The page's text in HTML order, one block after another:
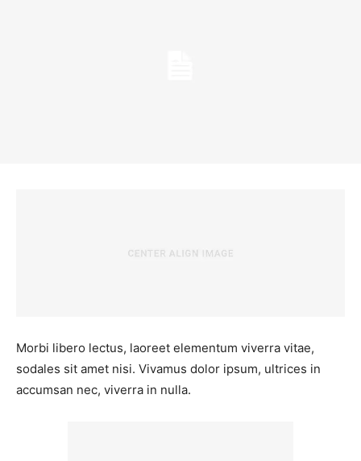
Morbi libero lectus, laoreet elementum viverra vitae,
sodales sit amet nisi. Vivamus dolor ipsum, ultrices in
accumsan nec, viverra in nulla.